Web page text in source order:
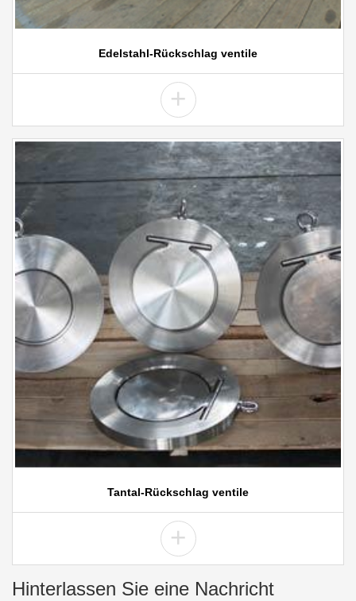
Edelstahl-Rückschlag ventile
+
Tantal-Rückschlag ventile
+
Hinterlassen Sie eine Nachricht